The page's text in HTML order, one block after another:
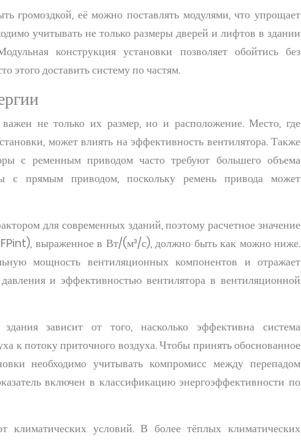
громоздкой, её можно поставлять модулями, что упрощает
учитывать не только размеры дверей и лифтов в здании
конструкция установки позволяет обойтись без
этого доставить систему по частям.
важен не только их размер, но и расположение. Место, где
может влиять на эффективность вентилятора. Также
с ременным приводом часто требуют большего объема
с прямым приводом, поскольку ремень привода может
для современных зданий, поэтому расчетное значение
выраженное в Вт/(м³/с), должно быть как можно ниже.
мощность вентиляционных компонентов и отражает
и эффективностью вентилятора в вентиляционной
зависит от того, насколько эффективна система
к потоку приточного воздуха. Чтобы принять обоснованное
необходимо учитывать компромисс между перепадом
включен в классификацию энергоэффективности по
климатических условий. В более тёплых климатических